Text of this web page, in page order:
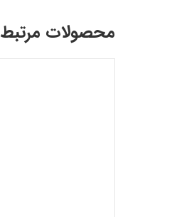
محصولات مرتبط